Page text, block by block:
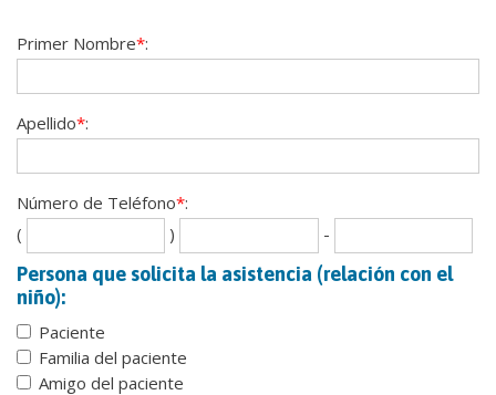
Primer Nombre*:
Apellido*:
Número de Teléfono*:
(
) -
Persona que solicita la asistencia (relación con el
niño):
Paciente
Familia del paciente
Amigo del paciente